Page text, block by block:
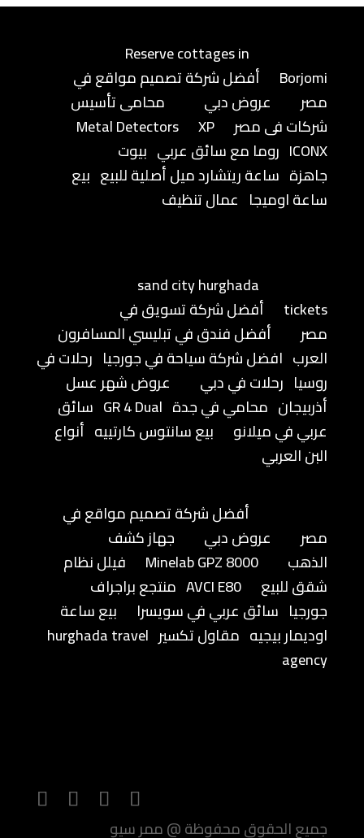
Reserve cottages in
Borjomi
أفضل شركة تصميم مواقع في
مصر
عروض دبي
محامى تأسيس
شركات فى مصر
Metal Detectors
XP
ICONX روما مع سائق عربي بيوت
جاهزة ساعة ريتشارد ميل أصلية للبيع بيع
ساعة اوميجا عمال تنظيف
sand city hurghada
tickets
أفضل شركة تسويق في
مصر
أفضل فندق في تبليسي المسافرون
العرب افضل شركة سياحة في جورجيا رحلات في
روسيا رحلات في دبي
عروض شهر عسل
أذربيجان محامي في جدة GR 4 Dual سائق
عربي في ميلانو
بيع سانتوس كارتييه أنواع
البن العربي
أفضل شركة تصميم مواقع في
مصر
عروض دبي
جهاز كشف
الذهب
Minelab GPZ 8000
فيلل نظام
شقق للبيع
AVCI E80 منتجع براجراف
جورجيا سائق عربي في سويسرا
بيع ساعة
اوديمار بيجيه مقاول تكسير hurghada travel
agency
جميع الحقوق محفوظة @ ممر سيو